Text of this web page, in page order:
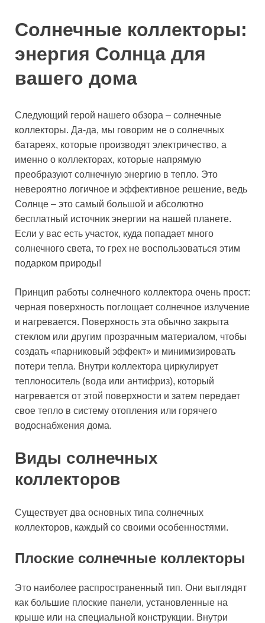
Солнечные коллекторы:
энергия Солнца для
вашего дома
Следующий герой нашего обзора – солнечные
коллекторы. Да-да, мы говорим не о солнечных
батареях, которые производят электричество, а
именно о коллекторах, которые напрямую
преобразуют солнечную энергию в тепло. Это
невероятно логичное и эффективное решение, ведь
Солнце – это самый большой и абсолютно
бесплатный источник энергии на нашей планете.
Если у вас есть участок, куда попадает много
солнечного света, то грех не воспользоваться этим
подарком природы!
Принцип работы солнечного коллектора очень прост:
черная поверхность поглощает солнечное излучение
и нагревается. Поверхность эта обычно закрыта
стеклом или другим прозрачным материалом, чтобы
создать «парниковый эффект» и минимизировать
потери тепла. Внутри коллектора циркулирует
теплоноситель (вода или антифриз), который
нагревается от этой поверхности и затем передает
свое тепло в систему отопления или горячего
водоснабжения дома.
Виды солнечных
коллекторов
Существует два основных типа солнечных
коллекторов, каждый со своими особенностями.
Плоские солнечные коллекторы
Это наиболее распространенный тип. Они выглядят
как большие плоские панели, установленные на
крыше или на специальной конструкции. Внутри